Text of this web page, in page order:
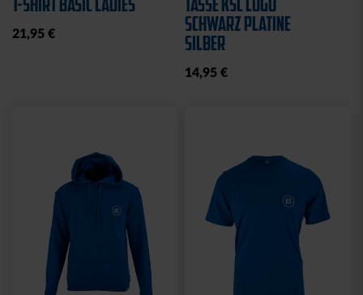
21,95 € SCHWARZ PLATINE
SILBER
14,95 €